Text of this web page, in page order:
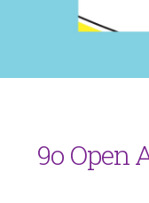
9ο Open